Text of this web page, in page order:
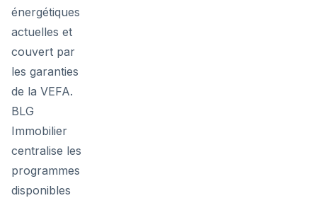
énergétiques
actuelles et
couvert par
les garanties
de la VEFA.
BLG
Immobilier
centralise les
programmes
disponibles